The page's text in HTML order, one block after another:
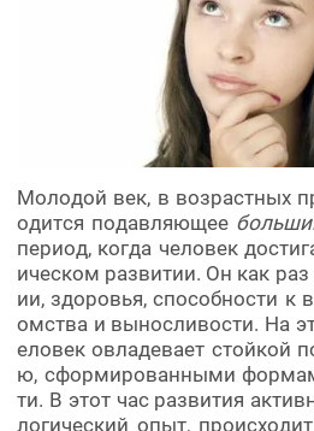
Молодой век, в возрастных
одится подавляющее
период, когда человек
ическом развитии. Он как раз
ии, здоровья, способности к
омства и выносливости. На
еловек овладевает стойкой
ю, сформированными
ти. В этот час развития
логический опыт,